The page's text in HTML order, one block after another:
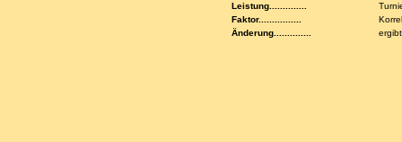
Leistung..............
Faktor................
Änderung..............